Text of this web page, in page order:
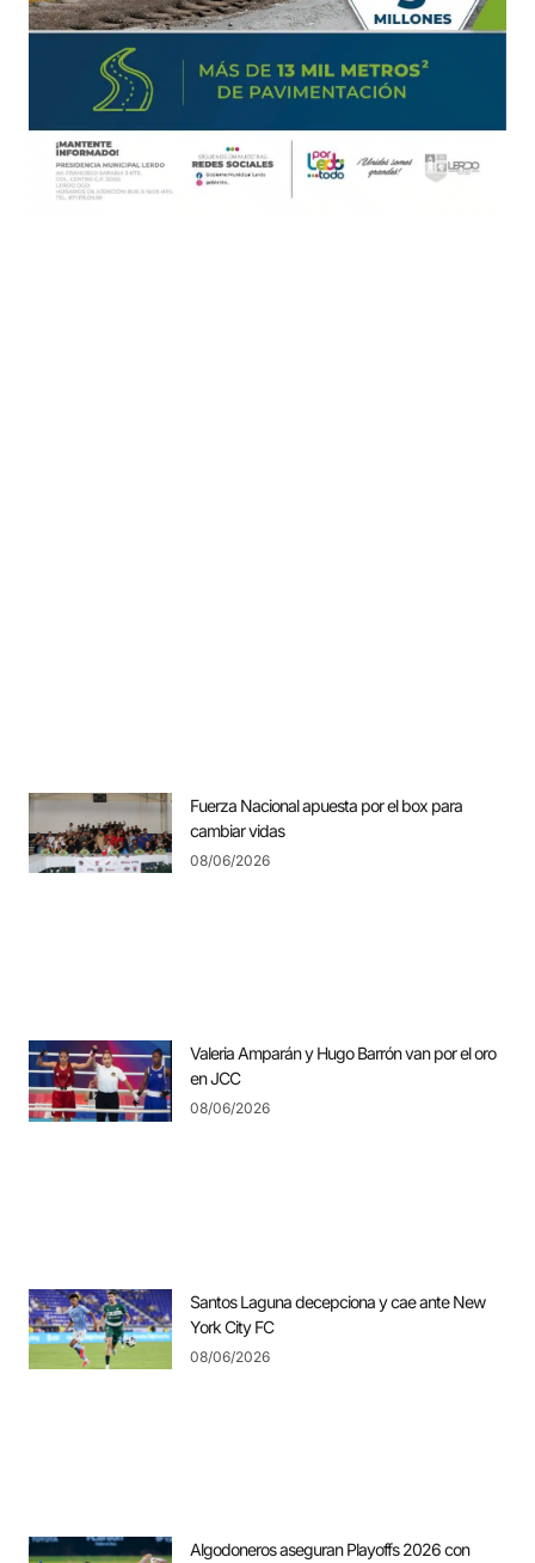
Fuerza Nacional apuesta por el box para
cambiar vidas
08/06/2026
Valeria Amparán y Hugo Barrón van por el oro
en JCC
08/06/2026
Santos Laguna decepciona y cae ante New
York City FC
08/06/2026
Algodoneros aseguran Playoffs 2026 con